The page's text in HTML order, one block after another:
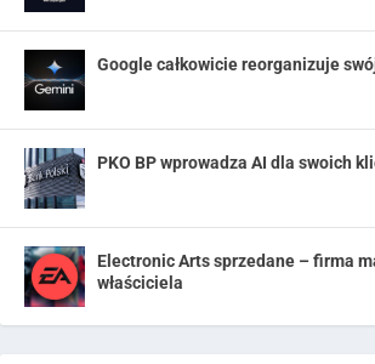
Google całkowicie reorganizuje
PKO BP wprowadza AI dla swoich
Electronic Arts sprzedane – firma
właściciela